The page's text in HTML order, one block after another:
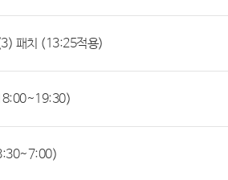
패치 (13:25적용)